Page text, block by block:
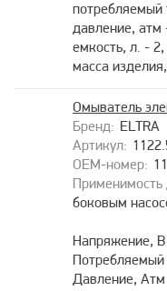
потребляемый
давление, атм
емкость, л. -
масса
ELTRA
Омыватель
боковым
Напряжение,
Давление,